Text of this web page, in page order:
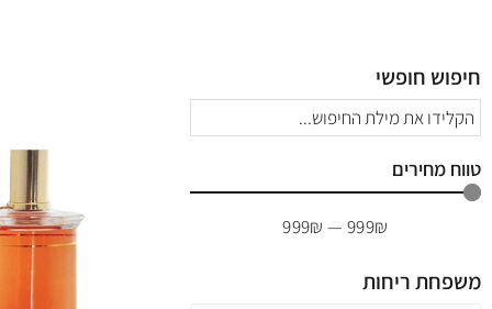
חיפוש חופשי
טווח מחירים
999₪
—
999₪
משפחת ריחות